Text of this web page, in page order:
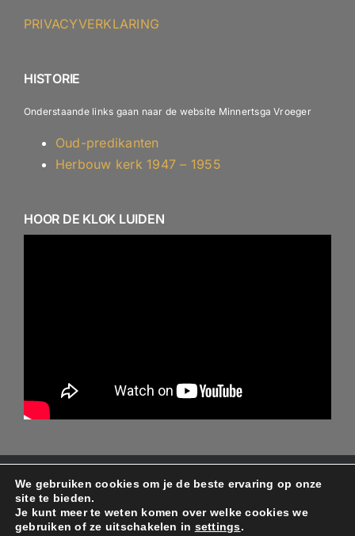
PRIVACYVERKLARING
HISTORIE
Onderstaande links gaan naar de website Minnertsga Vroeger
Oud-predikanten
Herbouw kerk 1947 – 1955
HOOR DE KLOK LUIDEN
© Copyright 2024 - 2026 - Alle rechten behouden aan
de ontwerper/beheerder Protestantse gemeente
Minnertsga
We gebruiken cookies om je de beste ervaring op onze
site te bieden.
Je kunt meer te weten komen over welke cookies we
gebruiken of ze uitschakelen in settings.